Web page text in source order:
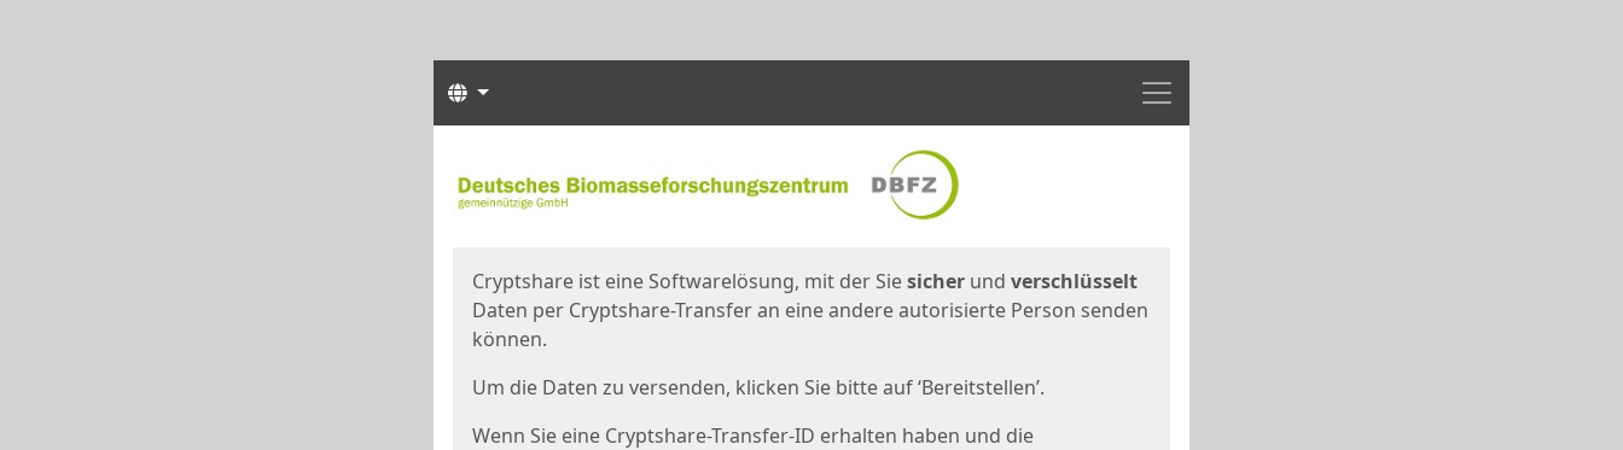
Menü
Sprachen
Cryptshare ist eine Softwarelösung, mit der Siesicher und verschlüsselt
Daten per Cryptshare-Transfer an eine andere autorisierte Person senden
können.
Um die Daten zu versenden, klicken Sie bitte auf ‘Bereitstellen’.
Wenn Sie eine Cryptshare-Transfer-ID erhalten haben und die